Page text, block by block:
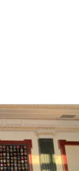
про
Росії й
проєкту